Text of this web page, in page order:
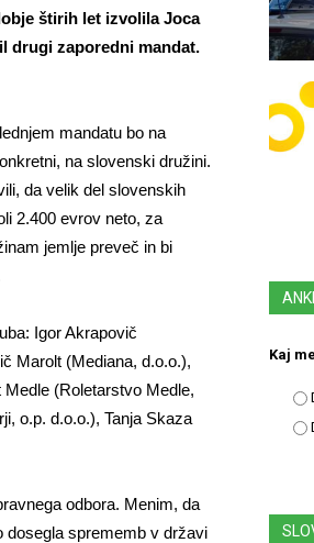
štirih let izvolila Joca
drugi zaporedni mandat.
mandatu bo na
na slovenski družini.
da velik del slovenskih
2.400 evrov neto, za
jemlje preveč in bi
Igor Akrapovič
Marolt (Mediana, d.o.o.),
(Roletarstvo Medle,
o.p. d.o.o.), Tanja Skaza
odbora. Menim, da
dosegla sprememb v državi
Kaj